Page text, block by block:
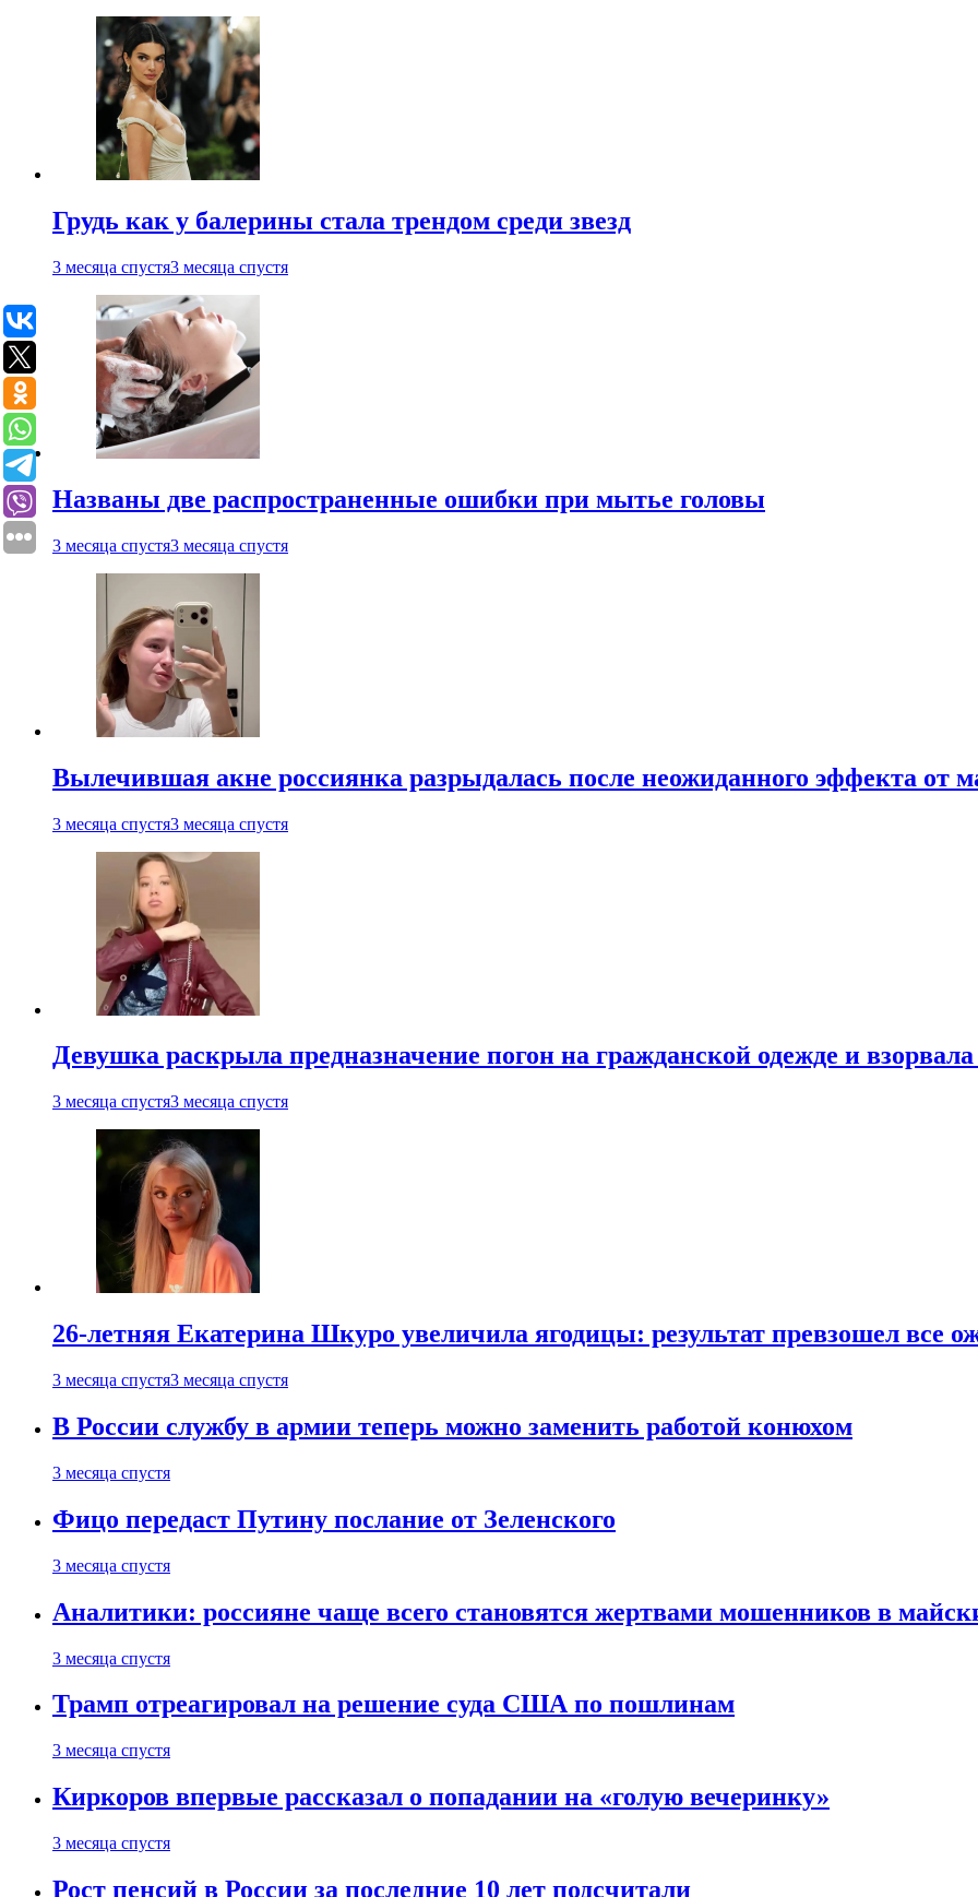
Грудь как у балерины стала трендом среди звезд
3 месяца спустя3 месяца спустя
Названы две распространенные ошибки при мытье головы
3 месяца спустя3 месяца спустя
Вылечившая акне россиянка разрыдалась после неожиданного эффекта от
3 месяца спустя3 месяца спустя
Девушка раскрыла предназначение погон на гражданской одежде и взорвала
3 месяца спустя3 месяца спустя
26-летняя Екатерина Шкуро увеличила ягодицы: результат превзошел все
3 месяца спустя3 месяца спустя
В России службу в армии теперь можно заменить работой конюхом
3 месяца спустя
Фицо передаст Путину послание от Зеленского
3 месяца спустя
Аналитики: россияне чаще всего становятся жертвами мошенников в
3 месяца спустя
Трамп отреагировал на решение суда США по пошлинам
3 месяца спустя
Киркоров впервые рассказал о попадании на «голую вечеринку»
3 месяца спустя
Рост пенсий в России за последние 10 лет подсчитали